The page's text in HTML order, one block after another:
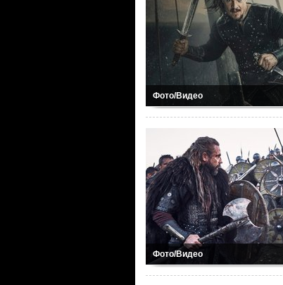
Фото/Видео
Фото/Видео